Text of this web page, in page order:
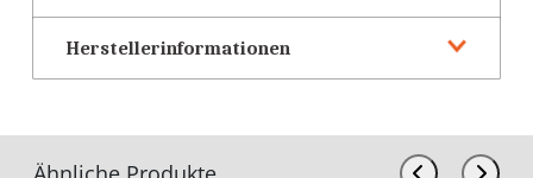
Herstellerinformationen